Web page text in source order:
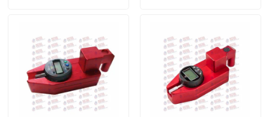
آلة اختبار عالمية
آلة اختبار التربة
آلة اختبار الخرسانة